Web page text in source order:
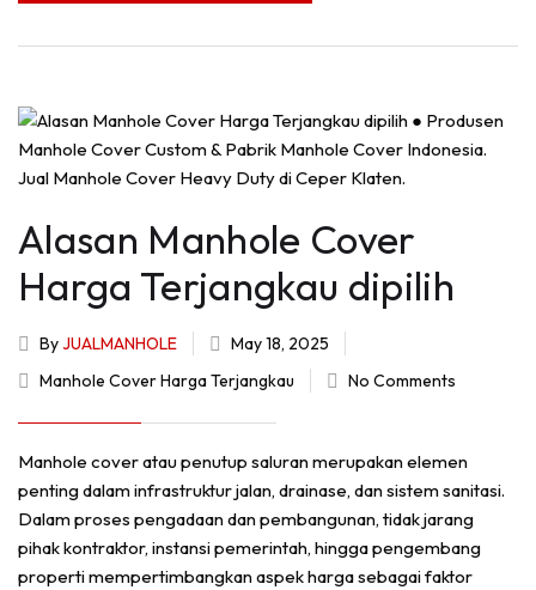
Alasan Manhole Cover
Harga Terjangkau dipilih
ByJUALMANHOLE
May 18, 2025
Manhole Cover Harga Terjangkau
No Comments
Manhole cover atau penutup saluran merupakan elemen
penting dalam infrastruktur jalan, drainase, dan sistem sanitasi.
Dalam proses pengadaan dan pembangunan, tidak jarang
pihak kontraktor, instansi pemerintah, hingga pengembang
properti mempertimbangkan aspek harga sebagai faktor